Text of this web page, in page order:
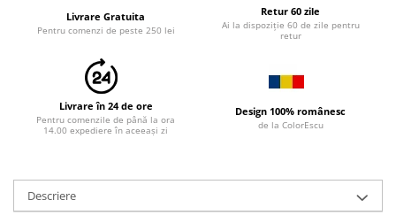
Livrare Gratuita
Pentru comenzi de peste 250 lei
Retur 60 zile
Ai la dispoziție 60 de zile pentru
retur
Livrare în 24 de ore
Pentru comenzile de până la ora
14.00 expediere în aceeași zi
Design 100% românesc
de la ColorEscu
Descriere